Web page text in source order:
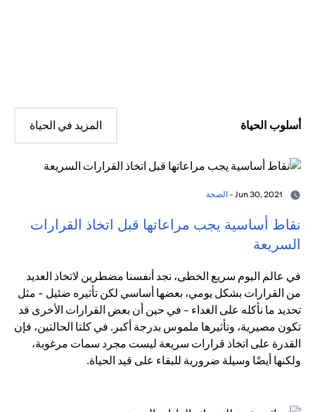
أسلوب الحياة المزيد في الحياة
الصحة
نقاط أساسية يجب مراعاتها قبل اتخاذ القرارات
السريعة
في عالم اليوم سريع الخطى، نجد أنفسنا مضطرين لاتخاذ العديد
من القرارات بشكل يومي، بعضها أساسي لكن تأثيره ضئيل - مثل
تحديد ما نأكله على الغداء - في حين أن بعض القرارات الأخرى قد
تكون مصيرية، وتأثيرها ملموس بدرجة أكبر. في كلتا الحالتين، فإن
القدرة على اتخاذ قرارات سريعة ليست مجرد سمات مرغوبة،
ولكنها أيضًا وسيلة ضرورية للبقاء على قيد الحياة.